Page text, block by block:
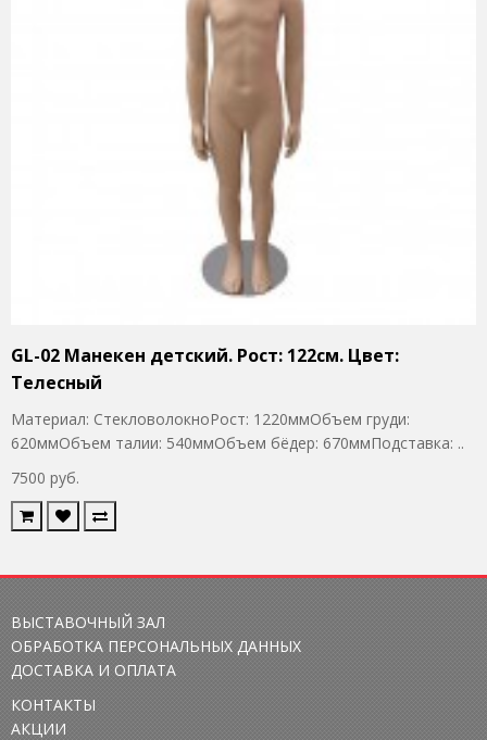
GL-02 Манекен детский. Рост: 122см. Цвет:
Телесный
Материал: СтекловолокноРост: 1220ммОбъем груди:
620ммОбъем талии: 540ммОбъем бёдер: 670ммПодставка: ..
7500 руб.
ВЫСТАВОЧНЫЙ ЗАЛ
ОБРАБОТКА ПЕРСОНАЛЬНЫХ ДАННЫХ
ДОСТАВКА И ОПЛАТА
КОНТАКТЫ
АКЦИИ